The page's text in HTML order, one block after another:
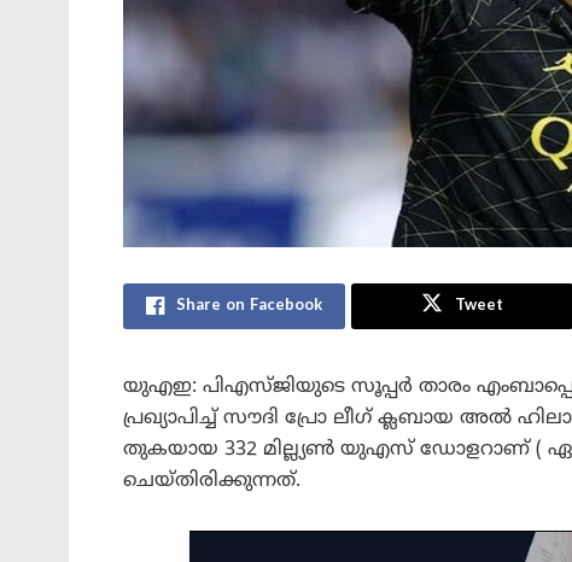
Share on Facebook Tweet
യുഎഇ: പിഎസ്ജിയുടെ സൂപ്പർ താരം
പ്രഖ്യാപിച്ച് സൗദി പ്രോ ലീഗ് ക്ലബായ അൽ
തുകയായ 332 മില്ല്യൺ യുഎസ് ഡോളറാണ് (
ചെയ്തിരിക്കുന്നത്.